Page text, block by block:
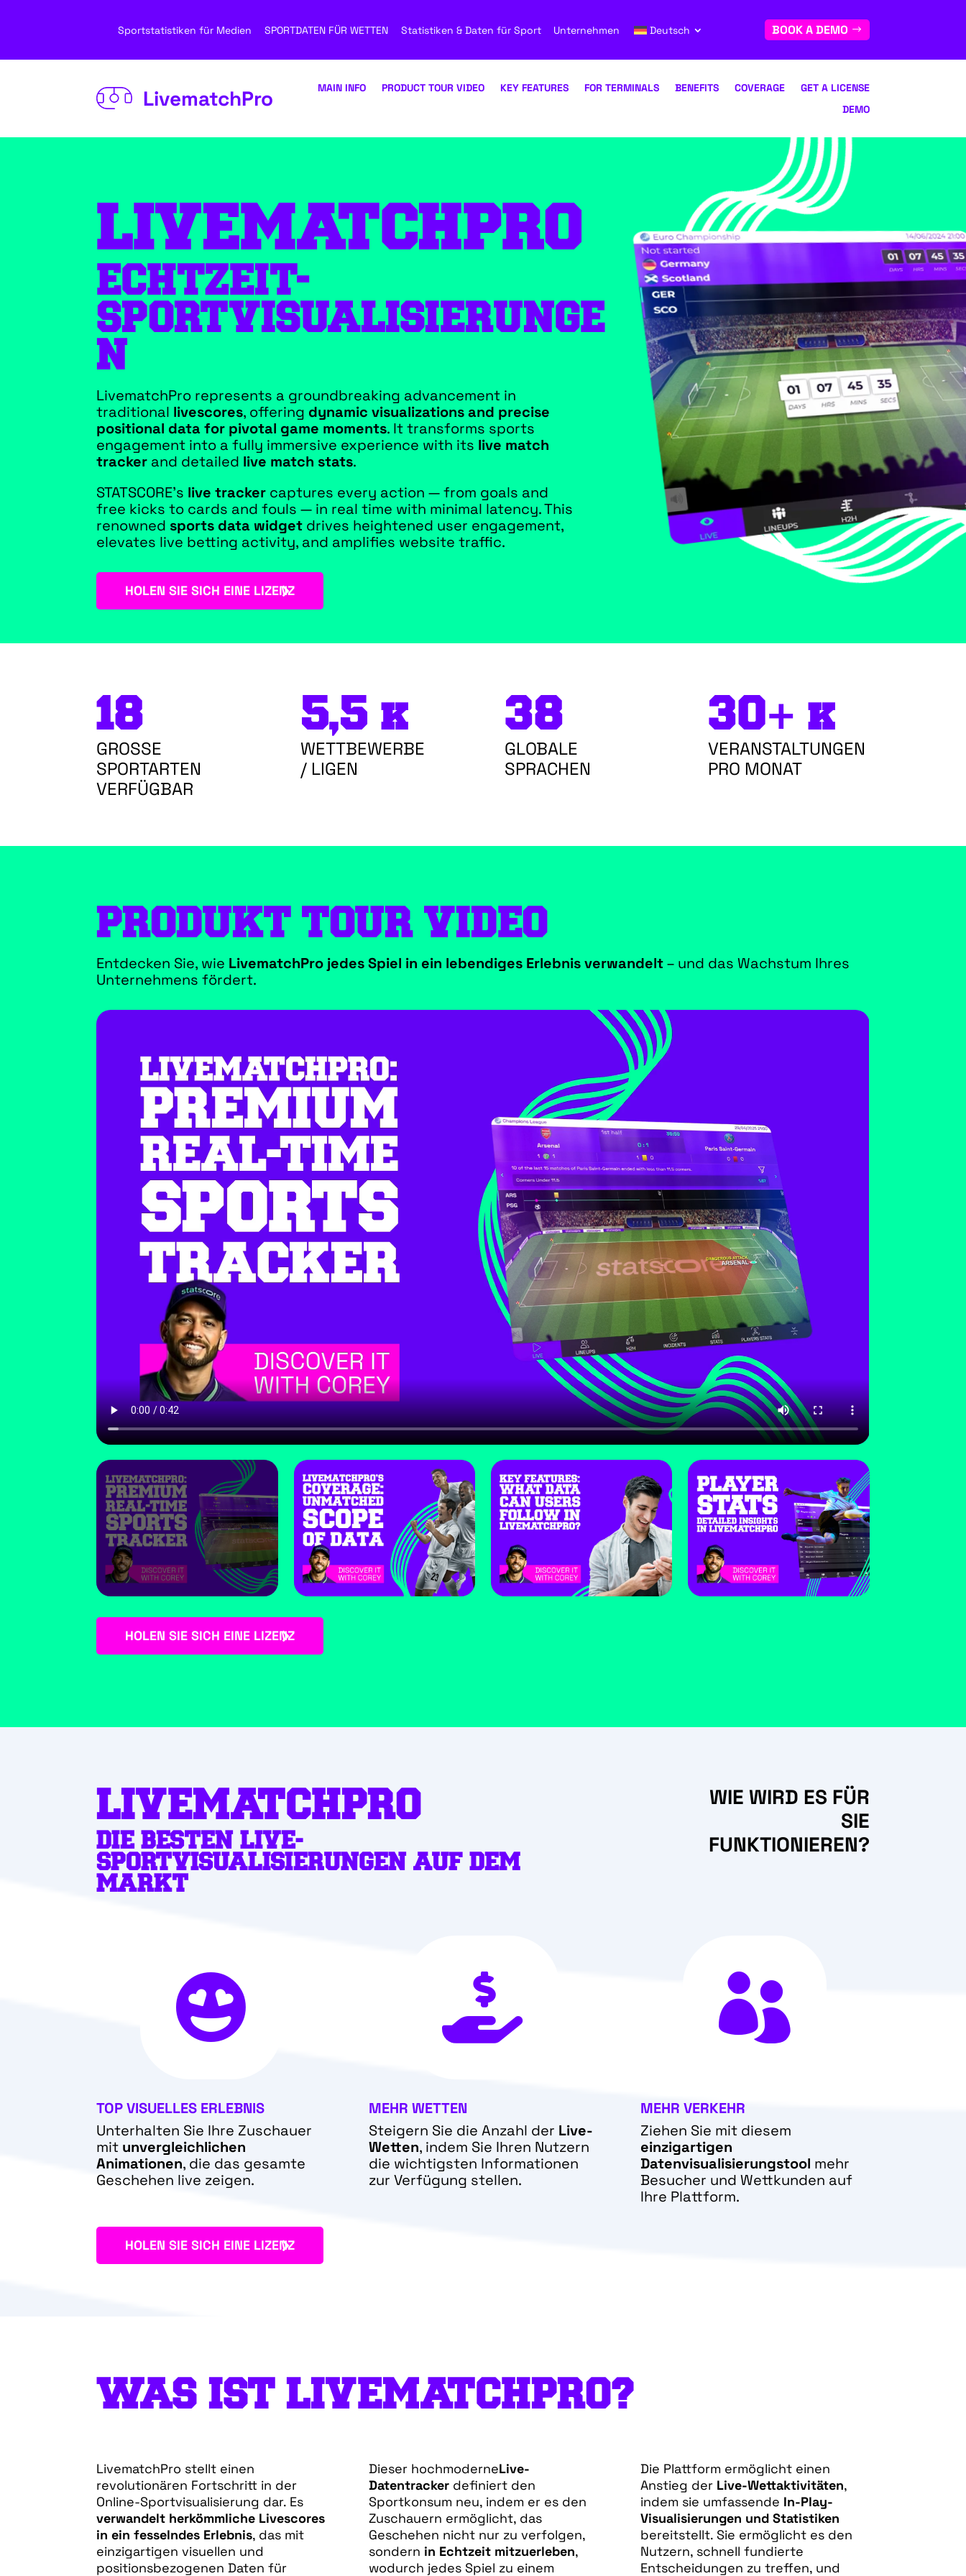
Sportstatistiken für Medien SPORTDATEN FÜR WETTEN Statistiken & Daten für Sport Unternehmen Deutsch BOOK A DEMO
LivematchPro MAIN INFO PRODUCT TOUR VIDEO KEY FEATURES FOR TERMINALS BENEFITS COVERAGE
GET A LICENSE
DEMO
LIVEMATCHPRO
ECHTZEIT-
SPORTVISUALISIERUNGE
N
LivematchPro represents a groundbreaking advancement in
traditional livescores, offering dynamic visualizations and precise
positional data for pivotal game moments. It transforms sports
engagement into a fully immersive experience with its live match
tracker and detailed live match stats.
STATSCORE’s live tracker captures every action — from goals and
free kicks to cards and fouls — in real time with minimal latency. This
renowned sports data widget drives heightened user engagement,
elevates live betting activity, and amplifies website traffic.
HOLEN SIE SICH EINE LIZENZ
18
GROSSE
SPORTARTEN
VERFÜGBAR
5,5 k
WETTBEWERBE
/ LIGEN
38
GLOBALE
SPRACHEN
30+ k
VERANSTALTUNGEN
PRO MONAT
PRODUKT TOUR VIDEO
Entdecken Sie, wie LivematchPro jedes Spiel in ein lebendiges Erlebnis verwandelt– und das Wachstum Ihres
Unternehmens fördert.
HOLEN SIE SICH EINE LIZENZ
WIE WIRD ES FÜR
SIE
FUNKTIONIEREN?
LIVEMATCHPRO
DIE BESTEN LIVE-
SPORTVISUALISIERUNGEN AUF DEM
MARKT

TOP VISUELLES ERLEBNIS
Unterhalten Sie Ihre Zuschauer
mit unvergleichlichen
Animationen, die das gesamte
Geschehen live zeigen.

MEHR WETTEN
Steigern Sie die Anzahl der Live-
Wetten, indem Sie Ihren Nutzern
die wichtigsten Informationen
zur Verfügung stellen.

MEHR VERKEHR
Ziehen Sie mit diesem
einzigartigen
Datenvisualisierungstool mehr
Besucher und Wettkunden auf
Ihre Plattform.
HOLEN SIE SICH EINE LIZENZ
WAS IST LIVEMATCHPRO?
LivematchPro stellt einen
revolutionären Fortschritt in der
Online-Sportvisualisierung dar. Es
verwandelt herkömmliche Livescores
in ein fesselndes Erlebnis, das mit
einzigartigen visuellen und
positionsbezogenen Daten für
Dieser hochmoderneLive-
Datentrackerdefiniert den
Sportkonsum neu, indem er es den
Zuschauern ermöglicht, das
Geschehen nicht nur zu verfolgen,
sondern in Echtzeit mitzuerleben,
wodurch jedes Spiel zu einem
Die Plattform ermöglicht einen
Anstieg derLive-Wettaktivitäten,
indem sie umfassende In-Play-
Visualisierungen und Statistiken
bereitstellt. Sie ermöglicht es den
Nutzern, schnell fundierte
Entscheidungen zu treffen, und